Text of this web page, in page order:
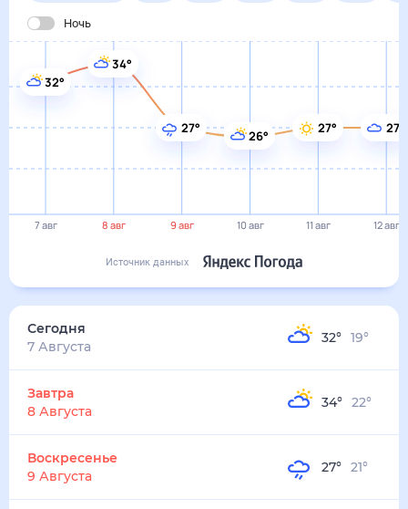
Ночь
7 авг 8 авг 9 авг 10 авг 11 авг 12 авг
32°
34°
27° 26° 27° 27°
Источник данных
Сегодня
7 Августа
32° 19°
Завтра
8 Августа
34° 22°
Воскресенье
9 Августа
27° 21°